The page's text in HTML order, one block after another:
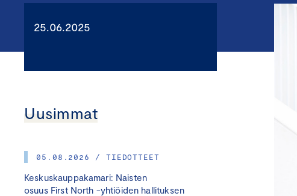
25.06.2025
Uusimmat
05.08.2026 / TIEDOTTEET
Keskuskauppakamari: Naisten
osuus First North -yhtiöiden hallituksen